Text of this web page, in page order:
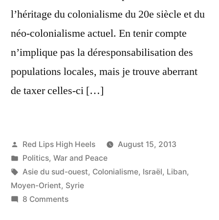
l’héritage du colonialisme du 20e siècle et du
néo-colonialisme actuel. En tenir compte
n’implique pas la déresponsabilisation des
populations locales, mais je trouve aberrant
de taxer celles-ci […]
Posted
by
Red Lips High Heels
August 15, 2013
Posted
in
Politics, War and Peace
Tags:
Asie du sud-ouest, Colonialisme, Israël, Liban,
Moyen-Orient, Syrie
8 Commentson